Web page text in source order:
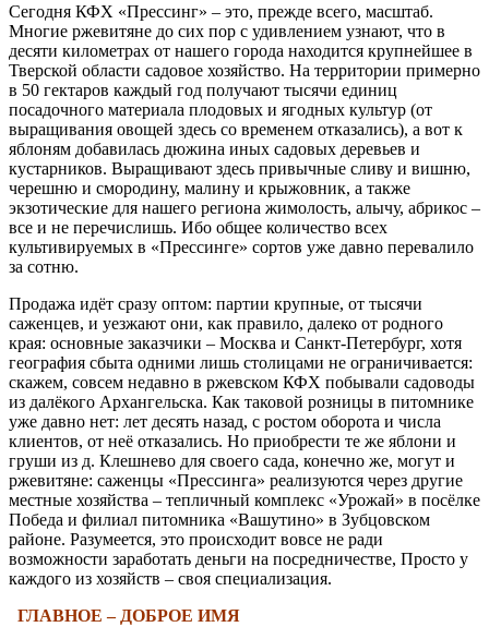
Сегодня КФХ «Прессинг» – это, прежде всего, масштаб.
Многие ржевитяне до сих пор с удивлением узнают, что в
десяти километрах от нашего города находится крупнейшее в
Тверской области садовое хозяйство. На территории примерно
в 50 гектаров каждый год получают тысячи единиц
посадочного материала плодовых и ягодных культур (от
выращивания овощей здесь со временем отказались), а вот к
яблоням добавилась дюжина иных садовых деревьев и
кустарников. Выращивают здесь привычные сливу и вишню,
черешню и смородину, малину и крыжовник, а также
экзотические для нашего региона жимолость, алычу, абрикос –
все и не перечислишь. Ибо общее количество всех
культивируемых в «Прессинге» сортов уже давно перевалило
за сотню.
Продажа идёт сразу оптом: партии крупные, от тысячи
саженцев, и уезжают они, как правило, далеко от родного
края: основные заказчики – Москва и Санкт-Петербург, хотя
география сбыта одними лишь столицами не ограничивается:
скажем, совсем недавно в ржевском КФХ побывали садоводы
из далёкого Архангельска. Как таковой розницы в питомнике
уже давно нет: лет десять назад, с ростом оборота и числа
клиентов, от неё отказались. Но приобрести те же яблони и
груши из д. Клешнево для своего сада, конечно же, могут и
ржевитяне: саженцы «Прессинга» реализуются через другие
местные хозяйства – тепличный комплекс «Урожай» в посёлке
Победа и филиал питомника «Вашутино» в Зубцовском
районе. Разумеется, это происходит вовсе не ради
возможности заработать деньги на посредничестве, Просто у
каждого из хозяйств – своя специализация.
ГЛАВНОЕ – ДОБРОЕ ИМЯ